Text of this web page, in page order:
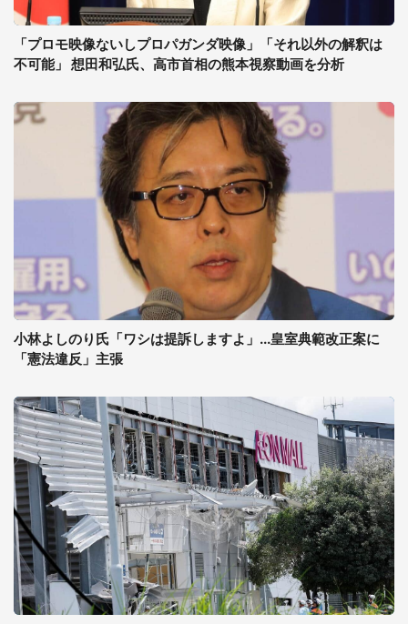
「プロモ映像ないしプロパガンダ映像」「それ以外の解釈は
不可能」 想田和弘氏、高市首相の熊本視察動画を分析
小林よしのり氏「ワシは提訴しますよ」...皇室典範改正案に
「憲法違反」主張